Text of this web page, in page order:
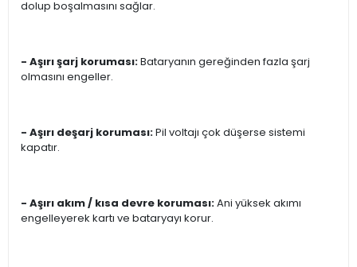
dolup boşalmasını sağlar.
- Aşırı şarj koruması:Bataryanın gereğinden fazla şarj
olmasını engeller.
- Aşırı deşarj koruması:Pil voltajı çok düşerse sistemi
kapatır.
- Aşırı akım / kısa devre koruması:Ani yüksek akımı
engelleyerek kartı ve bataryayı korur.